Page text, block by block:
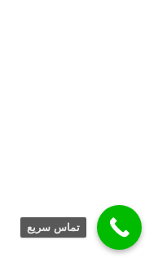
تماس سریع